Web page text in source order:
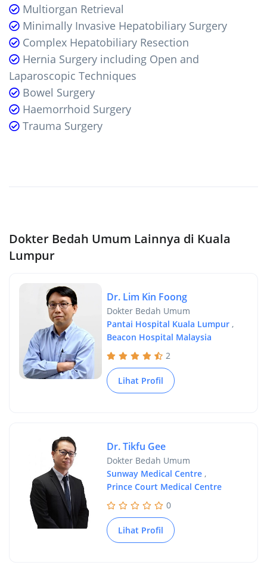
Multiorgan Retrieval
Minimally Invasive Hepatobiliary Surgery
Complex Hepatobiliary Resection
Hernia Surgery including Open and
Laparoscopic Techniques
Bowel Surgery
Haemorrhoid Surgery
Trauma Surgery
Dokter Bedah Umum Lainnya di Kuala
Lumpur
Dr. Lim Kin Foong
Dokter Bedah Umum
Pantai Hospital Kuala Lumpur,
Beacon Hospital Malaysia
2
Lihat Profil
Dr. Tikfu Gee
Dokter Bedah Umum
Sunway Medical Centre,
Prince Court Medical Centre
0
Lihat Profil